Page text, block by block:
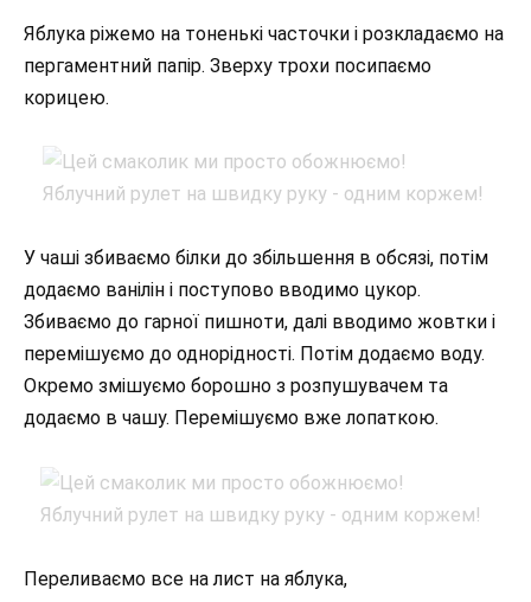
Яблука ріжемо на тоненькі часточки і розкладаємо на
пергаментний папір. Зверху трохи посипаємо
корицею.
У чаші збиваємо білки до збільшення в обсязі, потім
додаємо ванілін і поступово вводимо цукор.
Збиваємо до гарної пишноти, далі вводимо жовтки і
перемішуємо до однорідності. Потім додаємо воду.
Окремо змішуємо борошно з розпушувачем та
додаємо в чашу. Перемішуємо вже лопаткою.
Переливаємо все на лист на яблука,